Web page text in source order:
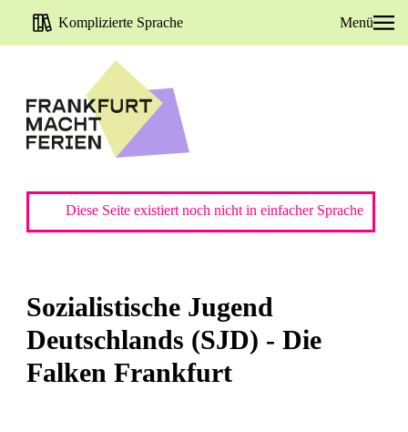
Komplizierte Sprache Menü
Diese Seite existiert noch nicht in einfacher Sprache
Sozialistische Jugend
Deutschlands (SJD) - Die
Falken Frankfurt